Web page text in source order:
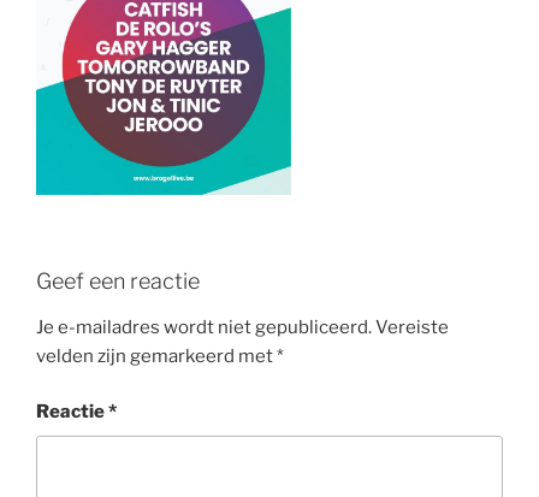
Geef een reactie
Je e-mailadres wordt niet gepubliceerd.Vereiste
velden zijn gemarkeerd met*
Reactie*